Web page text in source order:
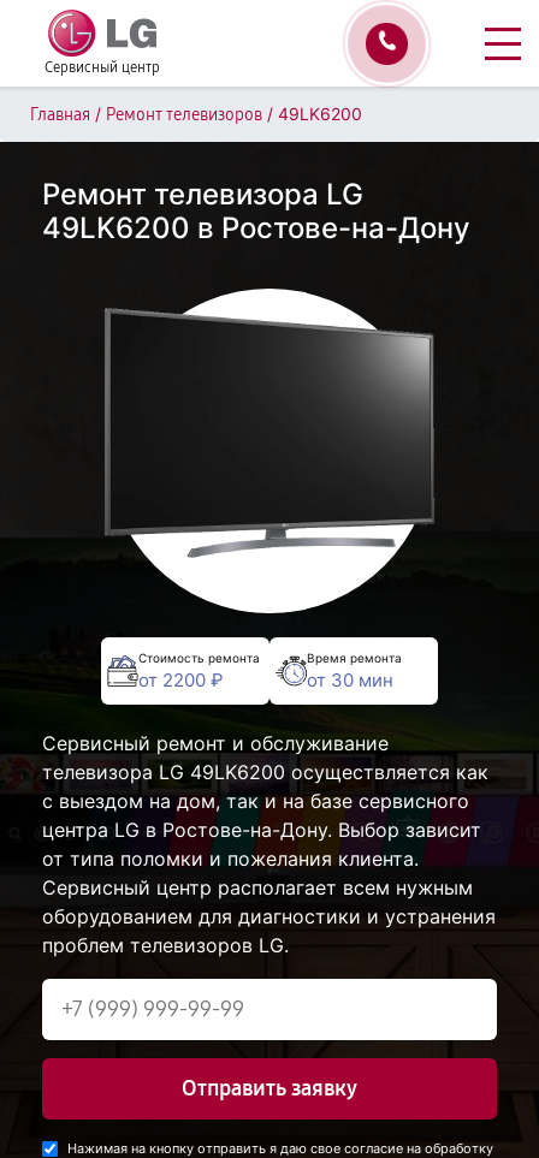
Сервисный центр
Главная / Ремонт телевизоров / 49LK6200
Ремонт телевизора LG
49LK6200 в Ростове-на-Дону
Стоимость ремонта
от 2200 ₽
Время ремонта
от 30 мин
Сервисный ремонт и обслуживание
телевизора LG 49LK6200 осуществляется как
с выездом на дом, так и на базе сервисного
центра LG в Ростове-на-Дону. Выбор зависит
от типа поломки и пожелания клиента.
Сервисный центр располагает всем нужным
оборудованием для диагностики и устранения
проблем телевизоров LG.
Отправить заявку
Нажимая на кнопку отправить я даю свое согласие на обработку